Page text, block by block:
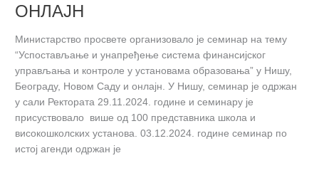
ОНЛАЈН
Министарство просвете организовало је семинар на тему
“Успостављање и унапређење система финансијског
управљања и контроле у установама образовања” у Нишу,
Београду, Новом Саду и онлајн. У Нишу, семинар је одржан
у сали Ректората 29.11.2024. године и семинару је
присуствовало више од 100 представника школа и
високошколских установа. 03.12.2024. године семинар по
истој агенди одржан је
УСТАНОВАМА
ОДРЖАН
У
НИШУ,
БЕОГРАДУ,
НОВОМ